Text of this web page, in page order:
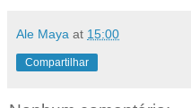
Ale Maya at 15:00
Compartilhar